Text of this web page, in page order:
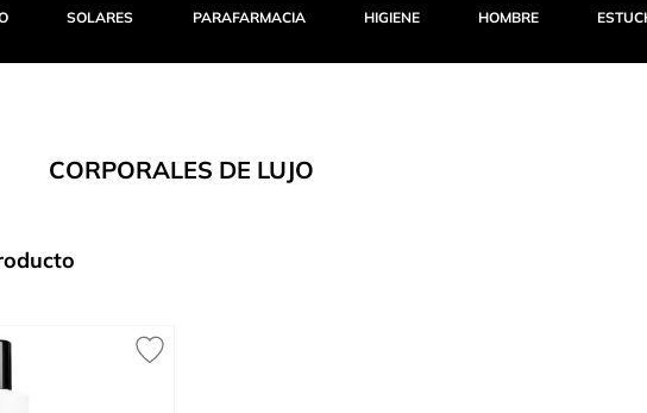
SOLARES PARAFARMACIA HIGIENE HOMBRE
CORPORALES DE LUJO